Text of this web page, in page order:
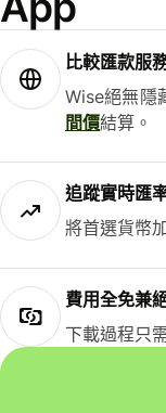
比較匯款服
Wise絕無隱
間價結算。
追蹤實時匯
將首選貨幣
費用全免兼
下載過程只